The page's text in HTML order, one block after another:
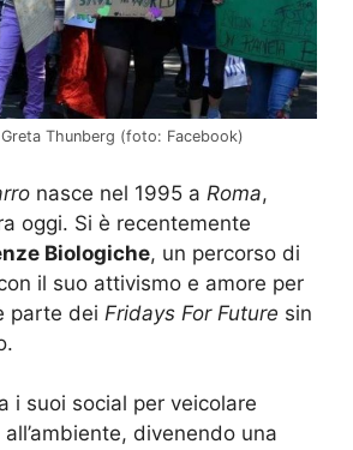
Thunberg (foto: Facebook)
nasce nel 1995 a Roma,
oggi. Si è recentemente
Biologiche, un percorso di
il suo attivismo e amore per
parte dei Fridays For Future sin
i suoi social per veicolare
divenendo una